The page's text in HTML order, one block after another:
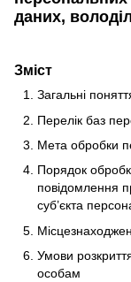
даних,
Зміст
Загальні
Перелік баз
Мета обробки
Порядок
повідомлення
суб’єкта
Умови
особам